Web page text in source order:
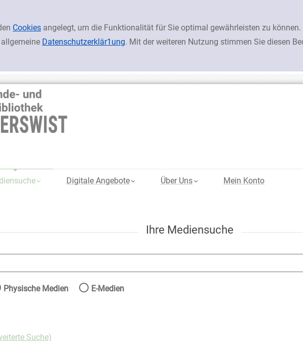
Cookies angelegt, um die Funktionalität für Sie optimal gewährleisten zu
Datenschutzerklär1ung. Mit der weiteren Nutzung stimmen Sie diesen
Digitale Angebote Über Uns Mein Konto
Ihre Mediensuche
die Medienart nach der Sie suchen wollen.
Physische Medien E-Medien
Suche)